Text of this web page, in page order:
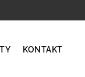
KONTAKT